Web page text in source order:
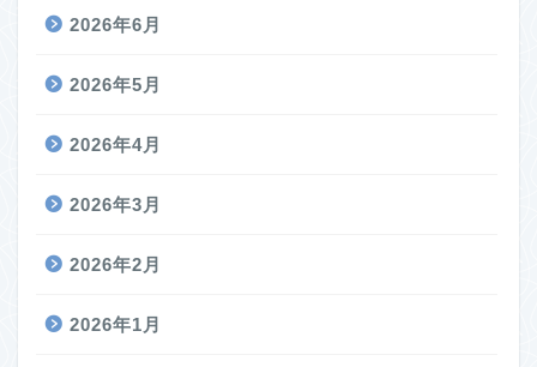
2026年6月
2026年5月
2026年4月
2026年3月
2026年2月
2026年1月